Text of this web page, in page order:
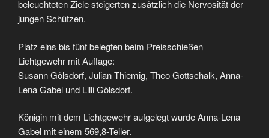
beleuchteten Ziele steigerten zusätzlich die Nervosität der
jungen Schützen.
Platz eins bis fünf belegten beim Preisschießen
Lichtgewehr mit Auflage:
Susann Gölsdorf, Julian Thiemig, Theo Gottschalk, Anna-
Lena Gabel und Lilli Gölsdorf.
Königin mit dem Lichtgewehr aufgelegt wurde Anna-Lena
Gabel mit einem 569,8-Teiler.